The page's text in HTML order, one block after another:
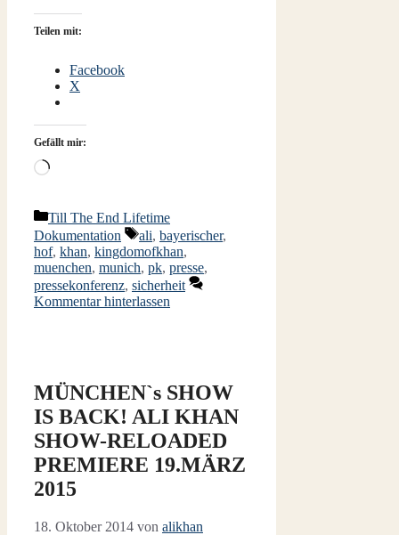
Teilen mit:
Facebook
X
Gefällt mir:
Wird
Kategorien
Till The End Lifetime
Dokumentation
Schlagwörter
ali, bayerischer,
hof, khan, kingdomofkhan,
muenchen, munich, pk, presse,
pressekonferenz, sicherheit
Kommentar hinterlassen
MÜNCHEN`s SHOW
IS BACK! ALI KHAN
SHOW-RELOADED
PREMIERE 19.MÄRZ
2015
18. Oktober 2014 von alikhan